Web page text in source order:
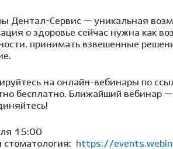
Дентал-Сервис — уникальная
о здоровье сейчас нужна как
принимать взвешенные
на онлайн-вебинары по
бесплатно. Ближайший вебинар
15:00
стоматология:
https://